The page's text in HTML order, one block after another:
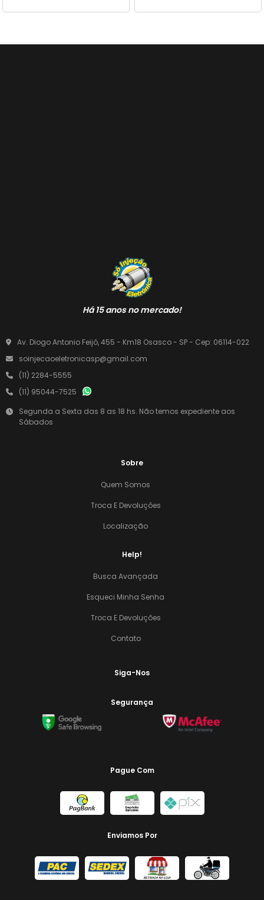
Há 15 anos no mercado!
Av. Diogo Antonio Feijó, 455 - Km18 Osasco - SP - Cep: 06114-022
soinjecaoeletronicasp@gmail.com
(11) 2284-5555
(11) 95044-7525
Segunda a Sexta das 8 as 18 hs. Não temos expediente aos
Sábados
Sobre
Quem Somos
Troca E Devoluções
Localização
Help!
Busca Avançada
Esqueci Minha Senha
Troca E Devoluções
Contato
Siga-Nos
Segurança
Pague Com
Enviamos Por